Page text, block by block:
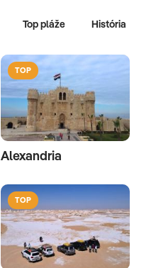
Top pláže História
TOP
Alexandria
TOP